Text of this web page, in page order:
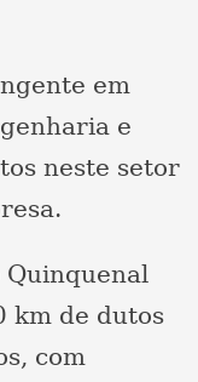
em
e
neste setor
Quinquenal
km de dutos
com